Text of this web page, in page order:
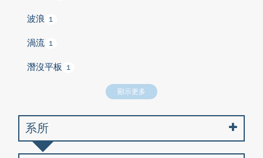
波浪 1
渦流 1
潛沒平板 1
顯示更多
系所